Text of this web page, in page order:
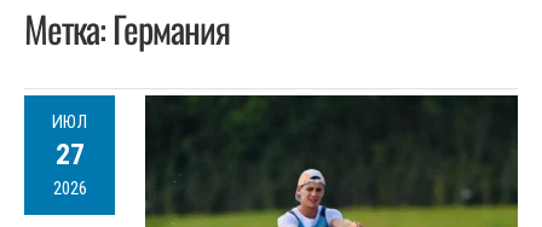
Метка:Германия
ИЮЛ
27
2026